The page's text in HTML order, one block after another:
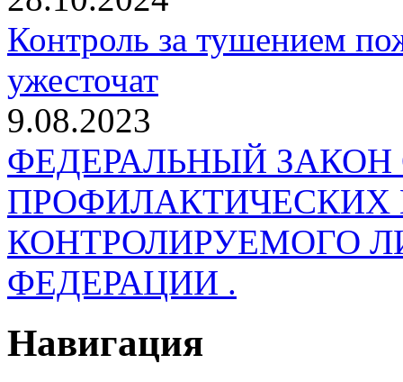
Контроль за тушением
ужесточат
9.08.2023
ФЕДЕРАЛЬНЫЙ
КОНТРОЛИРУЕМОГО
ФЕДЕРАЦИИ .
Навигация